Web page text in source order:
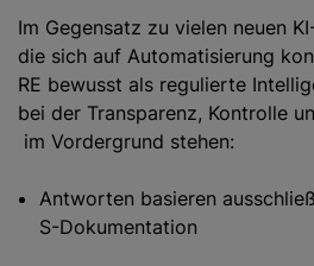
Im Gegensatz zu vielen neuen
die sich auf Automatisierung
RE bewusst als regulierte
bei der Transparenz, Kontrolle
im Vordergrund stehen:
Antworten basieren
S-Dokumentation